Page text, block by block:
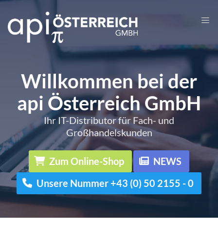
Willkommen bei der
api Österreich GmbH
Ihr IT-Distributor für Fach- und
Großhandelskunden
Zum Online-Shop
NEWS
Unsere Nummer +43 (0) 50 2155 - 0